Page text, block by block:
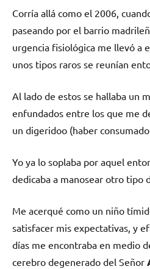
Corría allá como el 2006,
paseando por el barrio
urgencia fisiológica me llevó a
unos tipos raros se reunían
Al lado de estos se hallaba un
enfundados entre los que me
un digeridoo (haber
Yo ya lo soplaba por aquel
dedicaba a manosear otro tipo
Me acerqué como un niño
satisfacer mis expectativas, y
días me encontraba en medio
cerebro degenerado del Señor